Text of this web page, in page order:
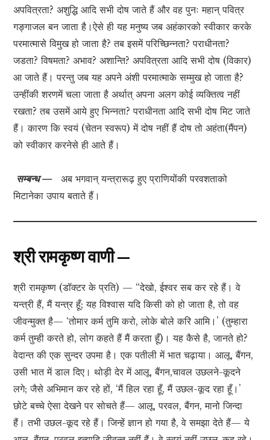
अपवित्रता? अशुद्धि आदि सभी दोष जाते हैं और वह पुनः महान् पवित्र
गङ्गाजल बन जाता है।ऐसे ही यह मनुष्य जब अहंकारको स्वीकार करके
परमात्मासे विमुख हो जाता है? तब इसमें परिच्छिन्नता? पराधीनता?
जडता? विषमता? अभाव? अशान्ति? अपवित्रता आदि सभी दोष (विकार)
आ जाते हैं। परन्तु जब यह अपने अंशी परमात्माके सम्मुख हो जाता है?
उन्हींकी शरणमें चला जाता है अर्थात् अपना अलग कोई व्यक्तित्व नहीं
रखता? तब उसमें आये हुए भिन्नता? पराधीनता आदि सभी दोष मिट जाते
हैं। कारण कि स्वयं (चेतन स्वरूप) में दोष नहीं हैं दोष तो अहंता(मैंपन)
को स्वीकार करनेसे ही आते हैं।
सम्बन्ध —
अब भगवान् यन्त्रारूढ़ हुए प्राणियोंकी परवशताको
मिटानेका उपाय बताते हैं।
श्री रामकृष्ण वाणी —
श्री रामकृष्ण (डॉक्टर के प्रति) — “देखो, ईश्वर सब कर रहे हैं। वे
यन्त्री हैं, मैं यन्त्र हूँ; यह विश्वास यदि किसी को हो जाता है, तो वह
जीवन्मुक्त है— ‘तोमार कर्म तुमि करो, लोके बोले करि आमि।’ (तुम्हारा
कर्म तुम्ही करते हो, लोग कहते हैं मैं करता हूँ)। यह कैसे है, जानते हो?
वेदान्त की एक सुन्दर उपमा है। एक पतीली में भात चढ़ाया। आलू, बैंगन,
उसी भात में डाल दिए। थोड़ी देर में आलू, बैंगन,चावल उछलने-कूदने
लगे; जैसे अभिमान कर रहे हों, ‘मैं हिल रहा हूँ, मैं उछल-कूद रहा हूँ।’
छोटे बच्चे ऐसा देखने पर सोचते हैं— आलू, परवल, बैंगन, मानो जिन्दा
हैं। तभी उछल-कूद रहे हैं। जिन्हें ज्ञान हो गया है, वे समझा देते हैं— ये